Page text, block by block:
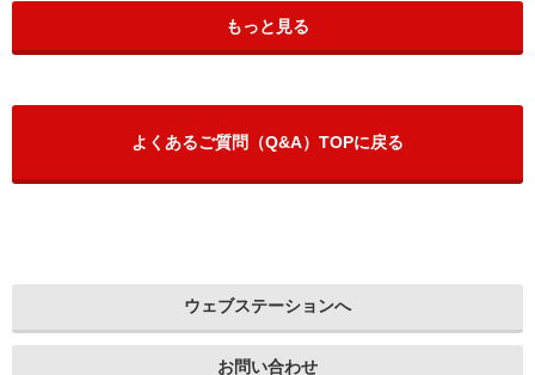
もっと見る
よくあるご質問（Q&A）TOPに戻る
ウェブステーションへ
お問い合わせ